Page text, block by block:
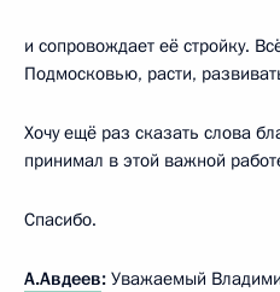
и сопровождает её стройку.
Подмосковью, расти,
Хочу ещё раз сказать слова
принимал в этой важной
Спасибо.
А.Авдеев: Уважаемый